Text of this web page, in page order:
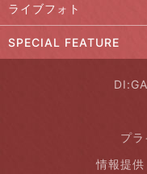
ライブフォト
SPECIAL FEATURE
プ
情報提